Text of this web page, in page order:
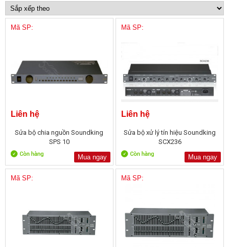
Mã SP:
Liên hệ
Sửa bộ chia nguồn Soundking
SPS 10
Mua ngay
Mã SP:
Liên hệ
Sửa bộ xử lý tín hiệu Soundking
SCX236
Mua ngay
Mã SP: Mã SP: